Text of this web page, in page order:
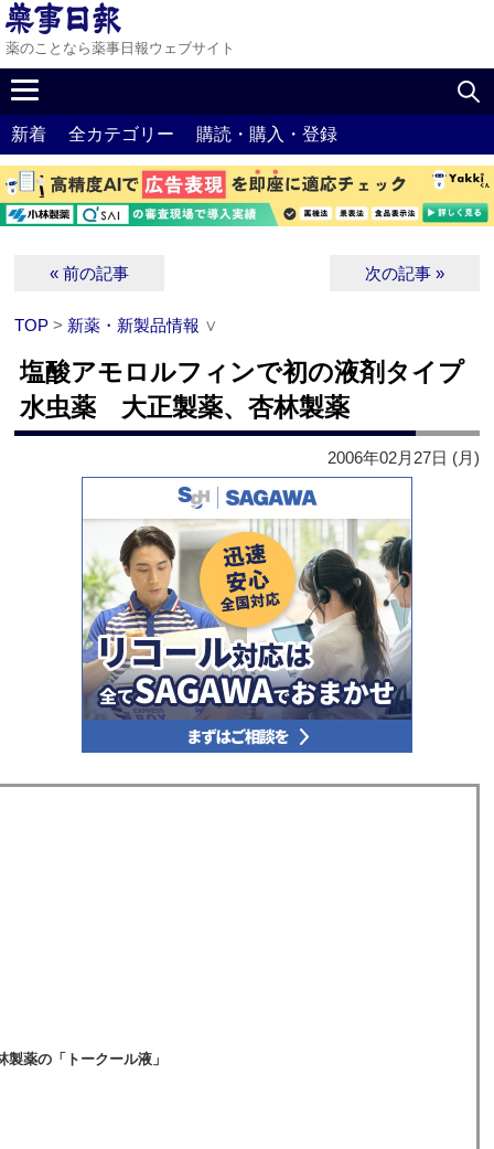
薬のことなら薬事日報ウェブサイト
新着 全カテゴリー 購読・購入・登録
« 前の記事 次の記事 »
TOP > 新薬・新製品情報 ∨
塩酸アモロルフィンで初の液剤タイプ
水虫薬 大正製薬、杏林製薬
2006年02月27日 (月)
薬の「トークール液」